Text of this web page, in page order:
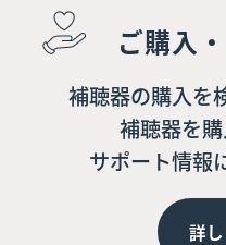
ご購入
補聴器の購入を
補聴器を購
サポート情報
詳